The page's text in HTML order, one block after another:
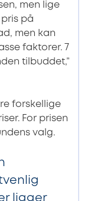
men lige
på
men kan
faktorer. 7
tilbuddet,”
forskellige
For prisen
valg.
ligger